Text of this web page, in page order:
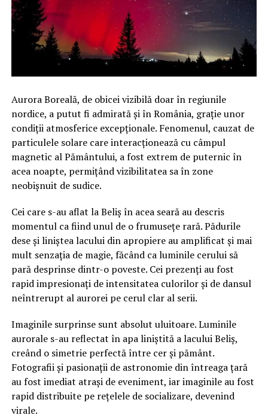
Aurora Boreală, de obicei vizibilă doar în regiunile
nordice, a putut fi admirată și în România, grație unor
condiții atmosferice excepționale. Fenomenul, cauzat de
particulele solare care interacționează cu câmpul
magnetic al Pământului, a fost extrem de puternic în
acea noapte, permițând vizibilitatea sa în zone
neobișnuit de sudice.
Cei care s-au aflat la Beliș în acea seară au descris
momentul ca fiind unul de o frumusețe rară. Pădurile
dese și liniștea lacului din apropiere au amplificat și mai
mult senzația de magie, făcând ca luminile cerului să
pară desprinse dintr-o poveste. Cei prezenți au fost
rapid impresionați de intensitatea culorilor și de dansul
neîntrerupt al aurorei pe cerul clar al serii.
Imaginile surprinse sunt absolut uluitoare. Luminile
aurorale s-au reflectat în apa liniștită a lacului Beliș,
creând o simetrie perfectă între cer și pământ.
Fotografii și pasionații de astronomie din întreaga țară
au fost imediat atrași de eveniment, iar imaginile au fost
rapid distribuite pe rețelele de socializare, devenind
virale.